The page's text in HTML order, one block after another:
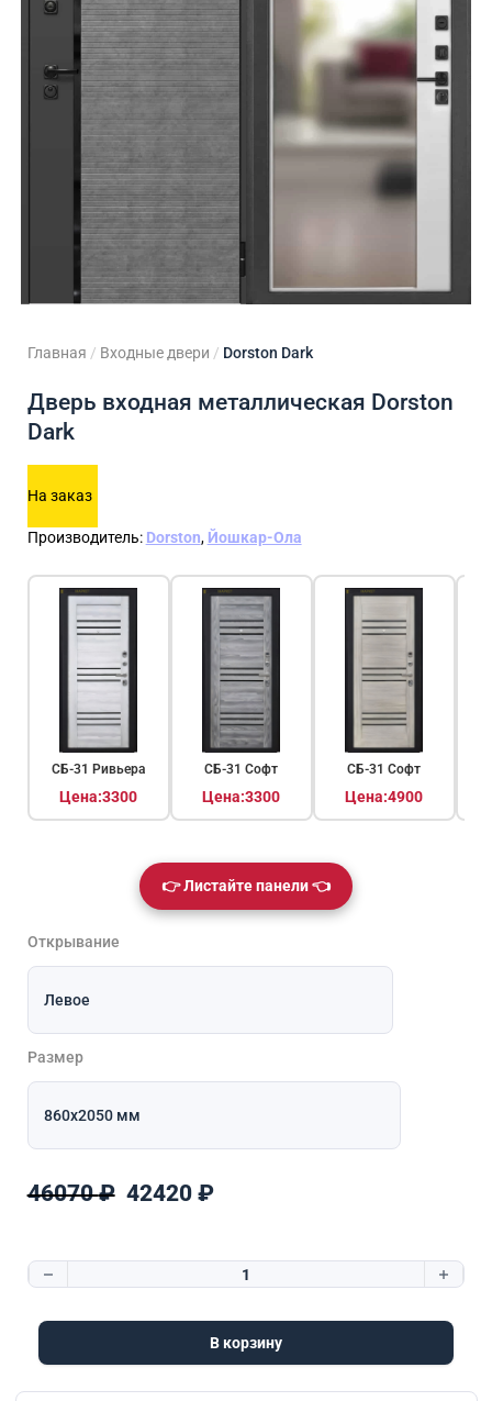
двери Для кладовой
на заказ
Главная / Входные двери / Dorston Dark
Дверь входная металлическая Dorston
Dark
На заказ
Производитель: Dorston, Йошкар-Ола
СБ-31 Ривьера
Цена:3300
СБ-31 Софт
Цена:3300
СБ-31 Софт
Цена:4900
👉 Листайте панели 👈
Открывание
Размер
46070₽ Первоначальная цена
42420 ₽Текущая цена: 42420 ₽.
Количество товара Dorston Dark
В корзину